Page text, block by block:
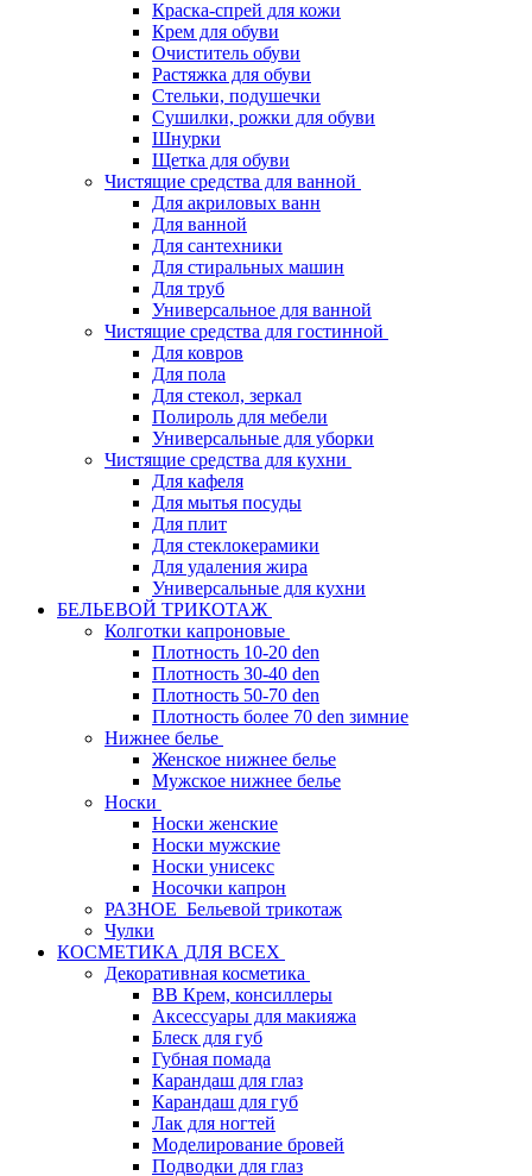
Краска-спрей для кожи
Крем для обуви
Очиститель обуви
Растяжка для обуви
Стельки, подушечки
Сушилки, рожки для обуви
Шнурки
Щетка для обуви
Чистящие средства для ванной
Для акриловых ванн
Для ванной
Для сантехники
Для стиральных машин
Для труб
Универсальное для ванной
Чистящие средства для гостинной
Для ковров
Для пола
Для стекол, зеркал
Полироль для мебели
Универсальные для уборки
Чистящие средства для кухни
Для кафеля
Для мытья посуды
Для плит
Для стеклокерамики
Для удаления жира
Универсальные для кухни
БЕЛЬЕВОЙ ТРИКОТАЖ
Колготки капроновые
Плотность 10-20 den
Плотность 30-40 den
Плотность 50-70 den
Плотность более 70 den зимние
Нижнее белье
Женское нижнее белье
Мужское нижнее белье
Носки
Носки женские
Носки мужские
Носки унисекс
Носочки капрон
РАЗНОЕ_Бельевой трикотаж
Чулки
КОСМЕТИКА ДЛЯ ВСЕХ
Декоративная косметика
BB Крем, консиллеры
Аксессуары для макияжа
Блеск для губ
Губная помада
Карандаш для глаз
Карандаш для губ
Лак для ногтей
Моделирование бровей
Подводки для глаз